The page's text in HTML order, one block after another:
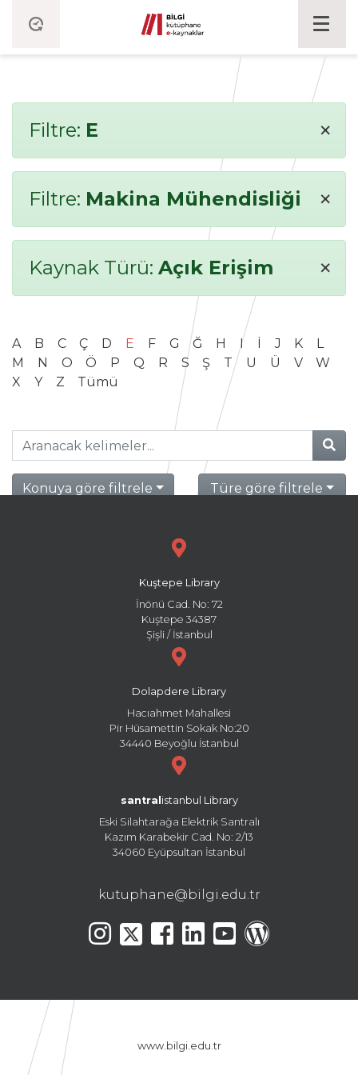
Filtre: E ×
Filtre: Makina Mühendisliği ×
Kaynak Türü: Açık Erişim ×
A B C Ç D E F G Ğ H I İ J K
L
M
N O Ö P Q R S Ş T U Ü V
W
X
Y Z Tümü
Konuya göre filtrele Türe göre filtrele
Kuştepe Library
İnönü Cad. No: 72
Kuştepe 34387
Şişli / İstanbul
Dolapdere Library
Hacıahmet Mahallesi
Pir Hüsamettin Sokak No:20
34440 Beyoğlu İstanbul
santral istanbul Library
Eski Silahtarağa Elektrik Santralı
Kazım Karabekir Cad. No: 2/13
34060 Eyüpsultan İstanbul
kutuphane@bilgi.edu.tr
www.bilgi.edu.tr